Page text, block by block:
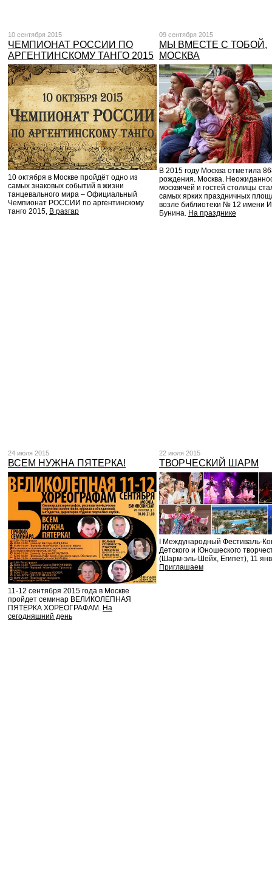
10 сентября 2015
ЧЕМПИОНАТ РОССИИ ПО
АРГЕНТИНСКОМУ ТАНГО 2015
10 октября в Москве пройдёт одно из
самых знаковых событий в жизни
танцевального мира – Официальный
Чемпионат РОССИИ по аргентинскому
танго 2015, В разгар
09 сентября 2015
МЫ ВМЕСТЕ С ТОБОЙ,
МОСКВА
В 2015 году Москва отметила
рождения. Москва.
москвичей и гостей столицы
самых ярких праздничных
возле библиотеки № 12 имени
Бунина. На празднике
24 июля 2015
ВСЕМ НУЖНА ПЯТЕРКА!
11-12 сентября 2015 года в Москве
пройдет семинар ВЕЛИКОЛЕПНАЯ
ПЯТЕРКА ХОРЕОГРАФАМ. На
сегодняшний день
22 июля 2015
ТВОРЧЕСКИЙ ШАРМ
I Международный Фестиваль-
Детского и Юношеского
(Шарм-эль-Шейх, Египет), 11
Приглашаем